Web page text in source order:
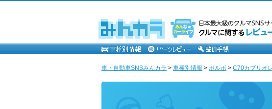
車・自動車SNSみんカラ > 車種別情報 > ボルボ > C70カブリオ